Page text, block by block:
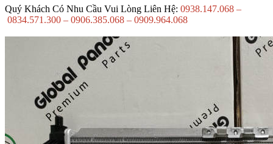
Quý Khách Có Nhu Cầu Vui Lòng Liên Hệ: 0938.147.068 –
0834.571.300 – 0906.385.068 – 0909.964.068